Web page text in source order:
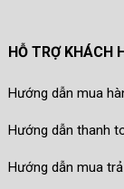
HỖ TRỢ KHÁCH
Hướng dẫn mua
Hướng dẫn thanh
Hướng dẫn mua